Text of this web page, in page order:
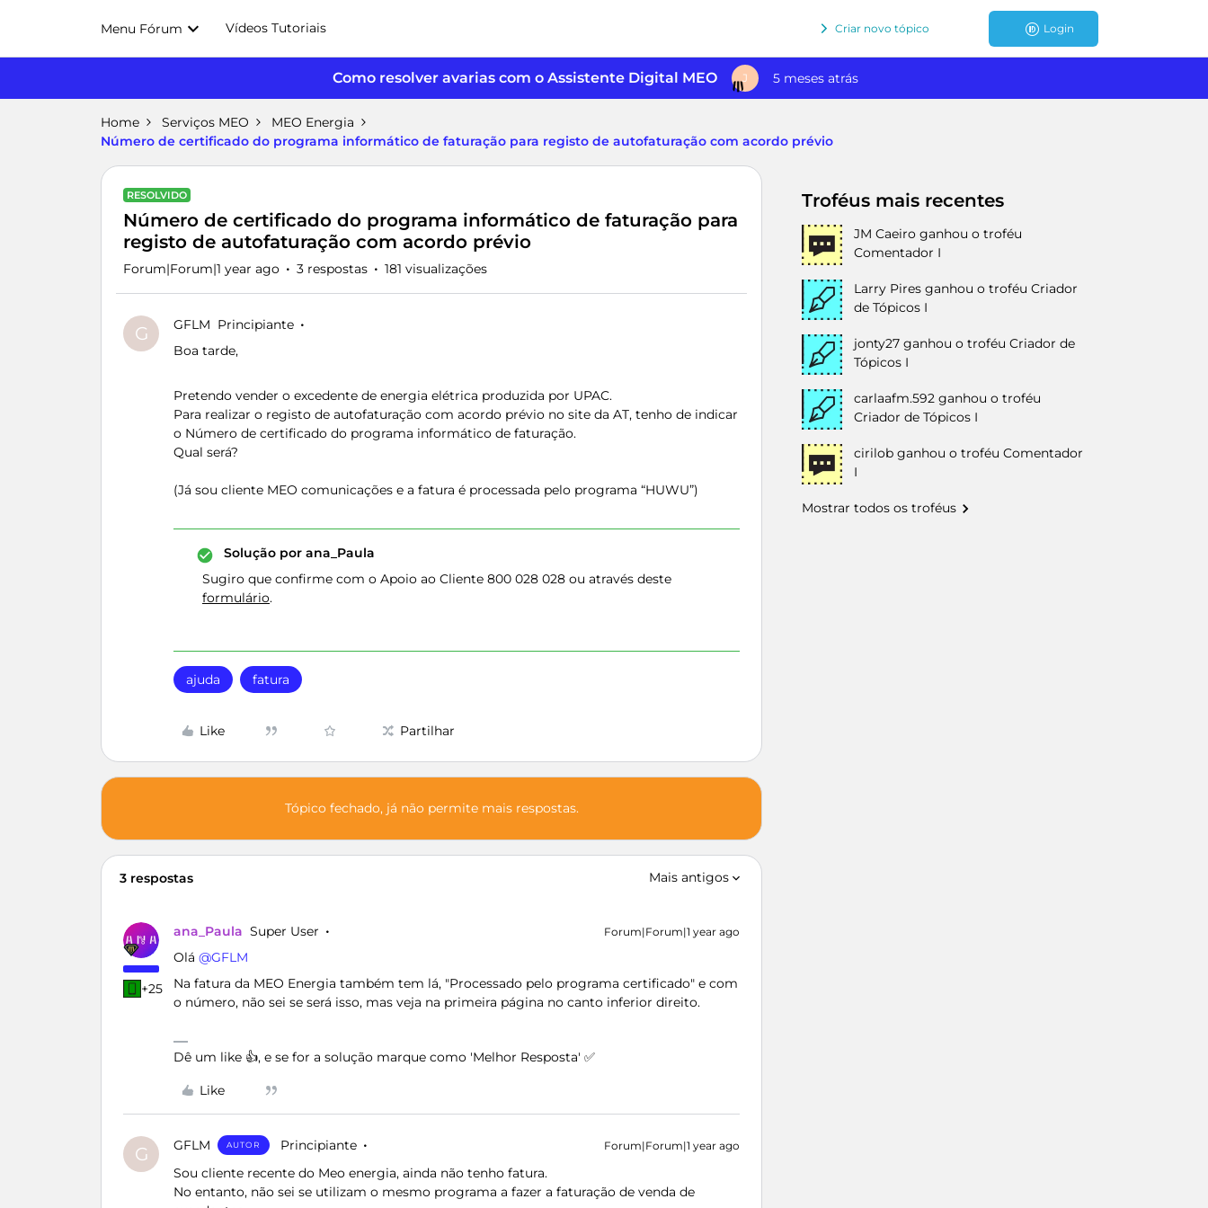
Menu Fórum Vídeos Tutoriais Criar novo tópico Login
Como resolver avarias com o Assistente Digital MEO J 5 meses atrás
Home Serviços MEO
MEO Energia
Número de certificado do programa informático de faturação para registo de autofaturação com acordo prévio
RESOLVIDO
Número de certificado do programa informático de faturação para
registo de autofaturação com acordo prévio
Forum|Forum|1 year ago 3 respostas 181 visualizações
G GFLM Principiante
Boa tarde,
Pretendo vender o excedente de energia elétrica produzida por UPAC.
Para realizar o registo de autofaturação com acordo prévio no site da AT, tenho de indicar
o Número de certificado do programa informático de faturação.
Qual será?
(Já sou cliente MEO comunicações e a fatura é processada pelo programa “HUWU”)
Solução por ana_Paula
Sugiro que confirme com o Apoio ao Cliente 800 028 028 ou através deste
formulário.
ajuda fatura
Like Partilhar
Tópico fechado, já não permite mais respostas.
3 respostas Mais antigos
+25
ana_Paula Super User Forum|Forum|1 year ago
Olá ​ @GFLM
Na fatura da MEO Energia também tem lá, "Processado pelo programa certificado" e com
o número, não sei se será isso, mas veja na primeira página no canto inferior direito.
Dê um like 👍, e se for a solução marque como 'Melhor Resposta' ✅
Like
G GFLM AUTOR Principiante Forum|Forum|1 year ago
Sou cliente recente do Meo energia, ainda não tenho fatura.
No entanto, não sei se utilizam o mesmo programa a fazer a faturação de venda de
Troféus mais recentes
JM Caeiro ganhou o troféu
Comentador I
Larry Pires ganhou o troféu Criador
de Tópicos I
jonty27 ganhou o troféu Criador de
Tópicos I
carlaafm.592 ganhou o troféu
Criador de Tópicos I
cirilob ganhou o troféu Comentador
I
Mostrar todos os troféus